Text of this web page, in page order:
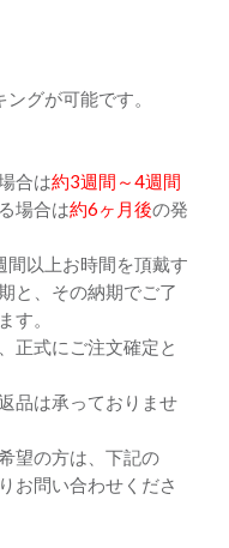
グが可能です。
合は約3週間～4週間
場合は約6ヶ月後の発
間以上お時間を頂戴す
と、その納期でご了
す。
正式にご注文確定と
品は承っておりませ
望の方は、下記の
お問い合わせくださ